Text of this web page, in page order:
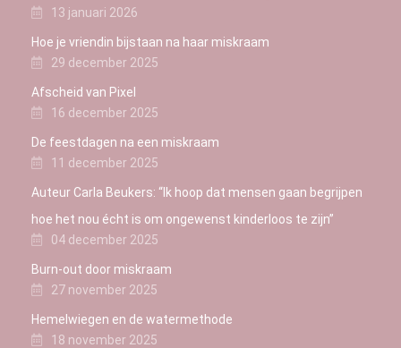
13 januari 2026
Hoe je vriendin bijstaan na haar miskraam
29 december 2025
Afscheid van Pixel
16 december 2025
De feestdagen na een miskraam
11 december 2025
Auteur Carla Beukers: “Ik hoop dat mensen gaan begrijpen
hoe het nou écht is om ongewenst kinderloos te zijn”
04 december 2025
Burn-out door miskraam
27 november 2025
Hemelwiegen en de watermethode
18 november 2025